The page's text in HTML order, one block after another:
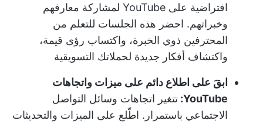
افتراضية على YouTube لمشاركة معارفهم
وخبراتهم. احضر هذه الجلسات للتعلم من
المحترفين ذوي الخبرة، واكتساب رؤى قيمة،
واكتشاف أفكار جديدة لحملاتك التسويقية
ابقَ على اطلاع دائم على ميزات واتجاهات
YouTube: تتغير اتجاهات وسائل التواصل
الاجتماعي باستمرار. اطّلع على الميزات والتحديثات